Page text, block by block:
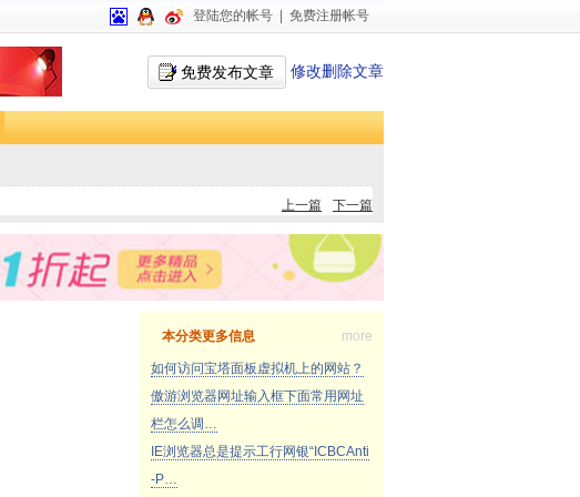
登陆您的帐号 免费注册帐号
免费发布文章 修改删除文章
下一篇
上一篇
more
本分类更多信息
如何访问宝塔面板虚拟机上的网站？
傲游浏览器网址输入框下面常用网址
栏怎么调…
IE浏览器总是提示工行网银“ICBCAnti
-P…